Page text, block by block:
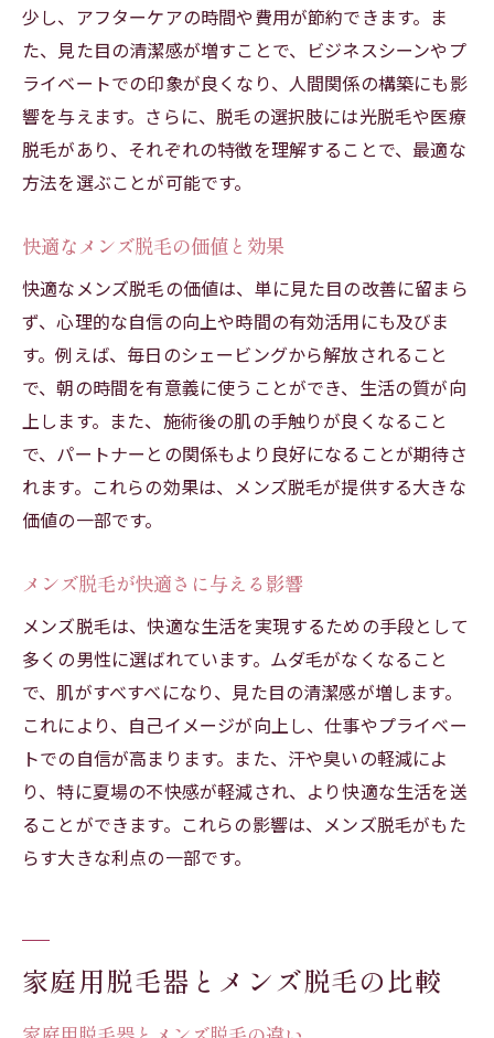
少し、アフターケアの時間や費用が節約できます。ま
た、見た目の清潔感が増すことで、ビジネスシーンやプ
ライベートでの印象が良くなり、人間関係の構築にも影
響を与えます。さらに、脱毛の選択肢には光脱毛や医療
脱毛があり、それぞれの特徴を理解することで、最適な
方法を選ぶことが可能です。
快適なメンズ脱毛の価値と効果
快適なメンズ脱毛の価値は、単に見た目の改善に留まら
ず、心理的な自信の向上や時間の有効活用にも及びま
す。例えば、毎日のシェービングから解放されること
で、朝の時間を有意義に使うことができ、生活の質が向
上します。また、施術後の肌の手触りが良くなること
で、パートナーとの関係もより良好になることが期待さ
れます。これらの効果は、メンズ脱毛が提供する大きな
価値の一部です。
メンズ脱毛が快適さに与える影響
メンズ脱毛は、快適な生活を実現するための手段として
多くの男性に選ばれています。ムダ毛がなくなること
で、肌がすべすべになり、見た目の清潔感が増します。
これにより、自己イメージが向上し、仕事やプライベー
トでの自信が高まります。また、汗や臭いの軽減によ
り、特に夏場の不快感が軽減され、より快適な生活を送
ることができます。これらの影響は、メンズ脱毛がもた
らす大きな利点の一部です。
家庭用脱毛器とメンズ脱毛の比較